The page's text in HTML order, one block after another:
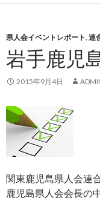
県人会イベントレポート, 連
岩手鹿児
2015年9月4日
関東鹿児島県人会連
鹿児島県人会会長の